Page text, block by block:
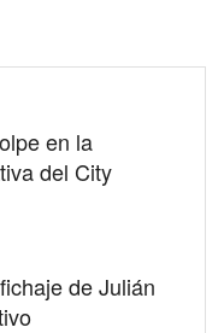
en la
del City
de Julián